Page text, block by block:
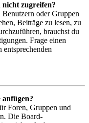
zugreifen?
oder Gruppen
Beiträge zu lesen, zu
brauchst du
Frage einen
anfügen?
Foren, Gruppen und
Die Board-